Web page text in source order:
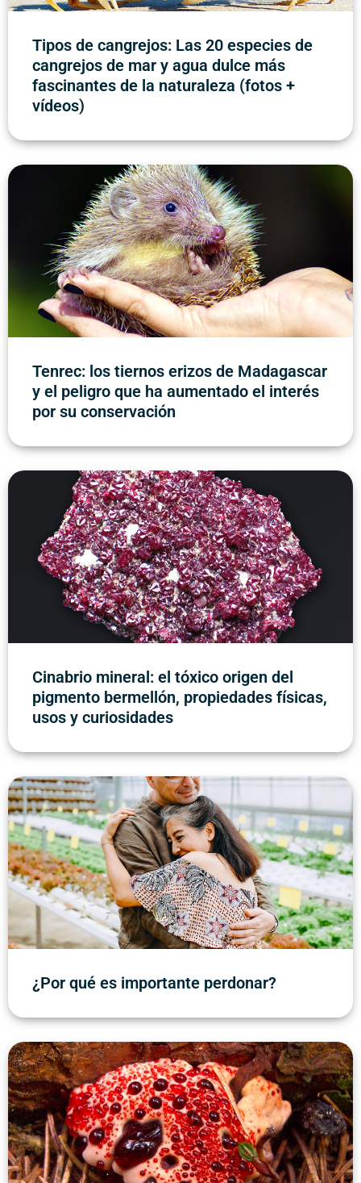
Tipos de cangrejos: Las 20 especies de
cangrejos de mar y agua dulce más
fascinantes de la naturaleza (fotos +
vídeos)
Tenrec: los tiernos erizos de Madagascar
y el peligro que ha aumentado el interés
por su conservación
Cinabrio mineral: el tóxico origen del
pigmento bermellón, propiedades físicas,
usos y curiosidades
¿Por qué es importante perdonar?